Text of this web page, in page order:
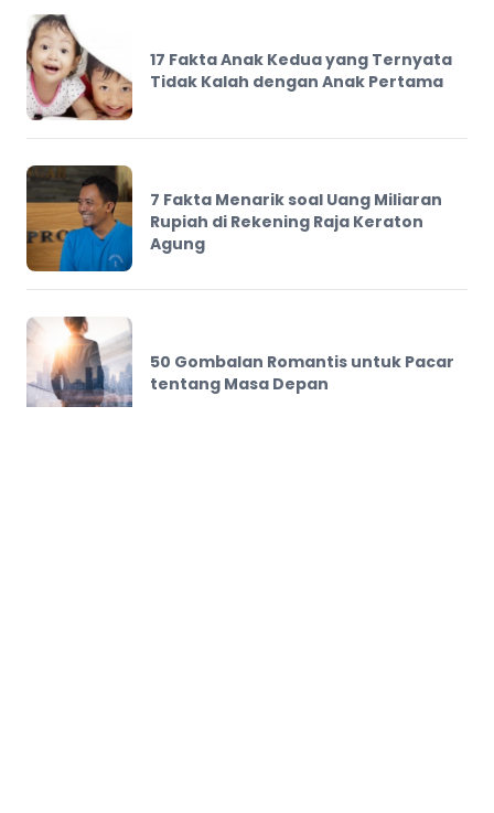
17 Fakta Anak Kedua yang Ternyata
Tidak Kalah dengan Anak Pertama
7 Fakta Menarik soal Uang Miliaran
Rupiah di Rekening Raja Keraton
Agung
50 Gombalan Romantis untuk Pacar
tentang Masa Depan